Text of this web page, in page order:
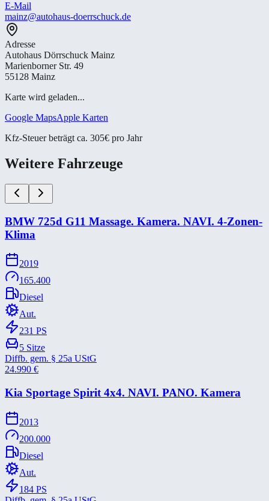
E-Mail
mainz@autohaus-doerrschuck.de
Adresse
Autohaus Dörrschuck Mainz
Marienborner Str. 49
55128 Mainz
Karte wird geladen...
Google MapsApple Karten
Kfz-Steuer beträgt ca. 305€ pro Jahr
Weitere Fahrzeuge
BMW 725d G11 Massage. Kamera. NAVI. 4-​Zonen-​
Klima
2019
165.400
Diesel
Aut.
231 PS
5 Sitze
Diffb. gem. § 25a UStG
24.990 €
Kia Sportage Spirit 4x4. NAVI. PANO. Kamera
2013
200.000
Diesel
Aut.
184 PS